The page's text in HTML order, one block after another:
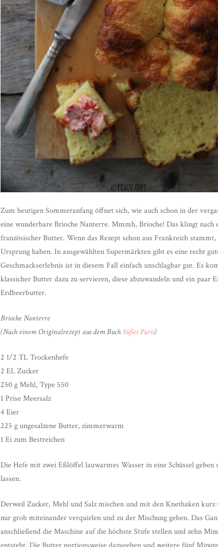
Zum heutigen Sommeranfang öffnet sich, wie auch schon in der
eine wunderbare Brioche Nanterre. Mmmh, Brioche! Das klingt
französischer Butter. Wenn das Rezept schon aus Frankreich
Ursprung haben. In ausgewählten Supermärkten gibt es eine recht
Geschmackserlebnis ist in diesem Fall einfach unschlagbar gut. Es
klassicher Butter dazu zu servieren, diese abzuwandeln und ein paar
Erdbeerbutter.
Brioche Nanterre
(Nach einem Originalrezept aus dem BuchSüßes Paris)
2 1/2 TL Trockenhefe
2 EL Zucker
250 g Mehl, Type 550
1 Prise Meersalz
4 Eier
225 g ungesalzene Butter, zimmerwarm
1 Ei zum Bestreichen
Die Hefe mit zwei Eßlöffel lauwarmes Wasser in eine Schüssel
lassen.
Derweil Zucker, Mehl und Salz mischen und mit den Knethaken
nur grob miteinander verquirlen und zu der Mischung geben. Das
anschließend die Maschine auf die höchste Stufe stellen und zehn